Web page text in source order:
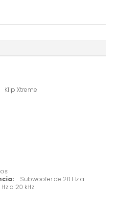
Klip Xtreme
Subwoofer de 20 Hz a
a 20 kHz